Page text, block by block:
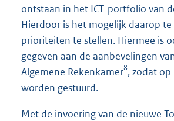
ontstaan in het ICT-portfolio van
Hierdoor is het mogelijk daarop
prioriteiten te stellen. Hiermee is
gegeven aan de aanbevelingen
Algemene Rekenkamer8, zodat op
worden gestuurd.
Met de invoering van de nieuwe